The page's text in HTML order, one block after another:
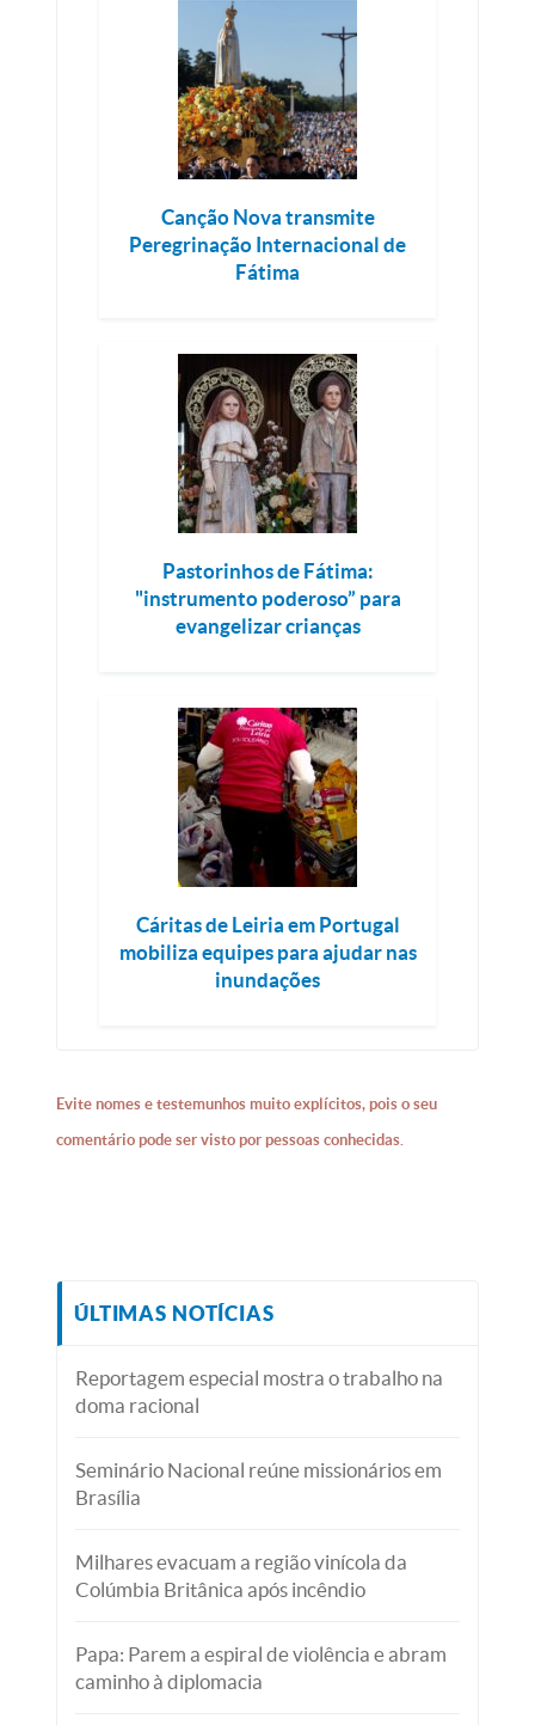
Canção Nova transmite
Peregrinação Internacional de
Fátima
Pastorinhos de Fátima:
"instrumento poderoso” para
evangelizar crianças
Cáritas de Leiria em Portugal
mobiliza equipes para ajudar nas
inundações
Evite nomes e testemunhos muito explícitos, pois o seu
comentário pode ser visto por pessoas conhecidas.
ÚLTIMAS NOTÍCIAS
Reportagem especial mostra o trabalho na
doma racional
Seminário Nacional reúne missionários em
Brasília
Milhares evacuam a região vinícola da
Colúmbia Britânica após incêndio
Papa: Parem a espiral de violência e abram
caminho à diplomacia